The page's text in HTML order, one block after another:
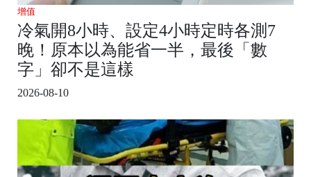
增值
冷氣開8小時、設定4小時定時各測7
晚！原本以為能省一半，最後「數
字」卻不是這樣
2026-08-10